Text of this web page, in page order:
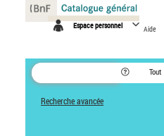
Espace personnel Aide
Tout
Recherche avancée
Panneau de gestion des cookies